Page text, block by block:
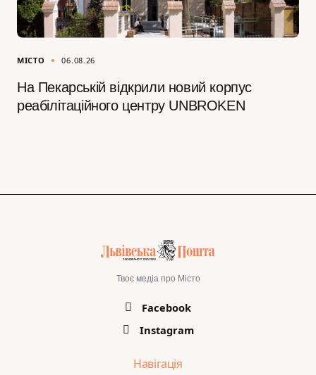
МІСТО 06.08.26
На Пекарській відкрили новий корпус
реабілітаційного центру UNBROKEN
Твоє медіа про Місто
Facebook
Instagram
Навігація